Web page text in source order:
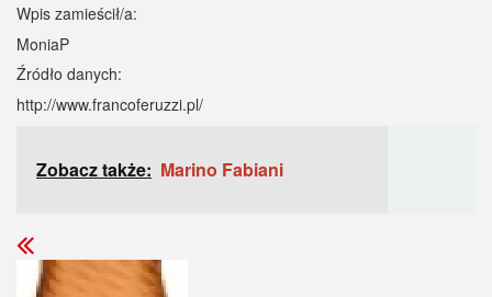
Wpis zamieścił/a:
MoniaP
Źródło danych:
http://www.francoferuzzi.pl/
Zobacz także: Marino Fabiani